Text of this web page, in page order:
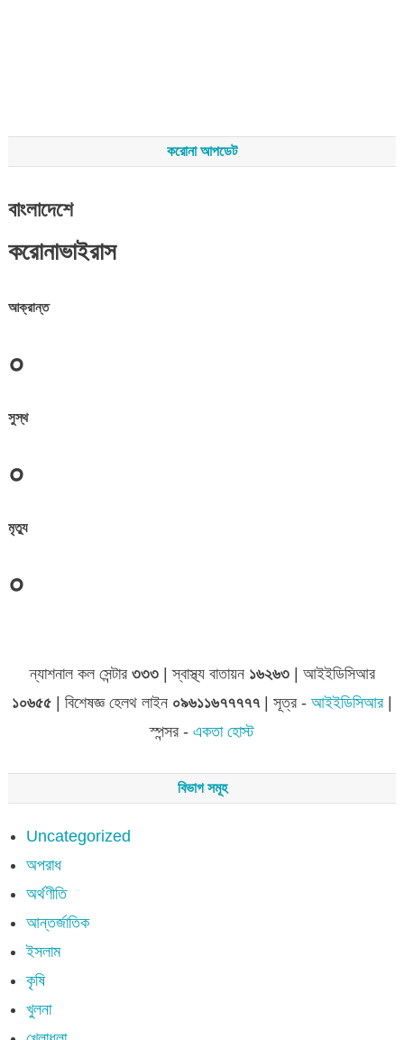
করোনা আপডেট
বাংলাদেশে
করোনাভাইরাস
আক্রান্ত
০
সুস্থ
০
মৃত্যু
০
ন্যাশনাল কল সেন্টার ৩৩৩| স্বাস্থ্য বাতায়ন ১৬২৬৩| আইইডিসিআর
১০৬৫৫ | বিশেষজ্ঞ হেলথ লাইন ০৯৬১১৬৭৭৭৭৭| সূত্র - আইইডিসিআর|
স্পন্সর - একতা হোস্ট
বিভাগ সমূহ
Uncategorized
অপরাধ
অর্থণীতি
আন্তর্জাতিক
ইসলাম
কৃষি
খুলনা